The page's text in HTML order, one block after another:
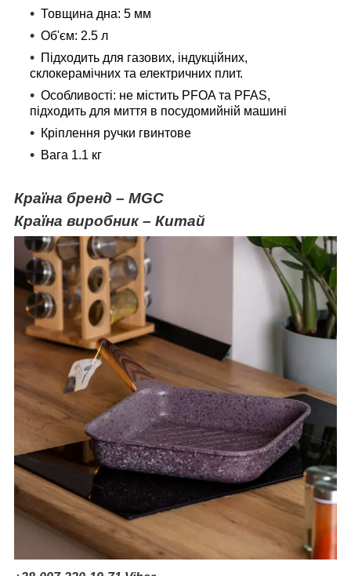
Товщина дна: 5 мм
Об'єм: 2.5 л
Підходить для газових, індукційних,
склокерамічних та електричних плит.
Особливості: не містить PFOA та PFAS,
підходить для миття в посудомийній машині
Кріплення ручки гвинтове
Вага 1.1 кг
Країна бренд – MGC
Країна виробник – Китай